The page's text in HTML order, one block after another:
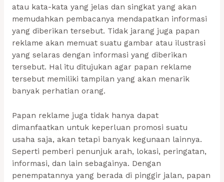
atau kata-kata yang jelas dan singkat yang akan
memudahkan pembacanya mendapatkan informasi
yang diberikan tersebut. Tidak jarang juga papan
reklame akan memuat suatu gambar atau ilustrasi
yang selaras dengan informasi yang diberikan
tersebut. Hal itu ditujukan agar papan reklame
tersebut memiliki tampilan yang akan menarik
banyak perhatian orang.
Papan reklame juga tidak hanya dapat
dimanfaatkan untuk keperluan promosi suatu
usaha saja, akan tetapi banyak kegunaan lainnya.
Seperti pemberi penunjuk arah, lokasi, peringatan,
informasi, dan lain sebagainya. Dengan
penempatannya yang berada di pinggir jalan, papan